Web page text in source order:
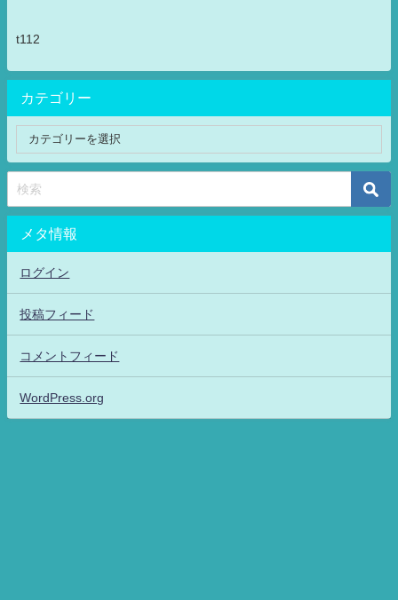
t112
カテゴリー
メタ情報
ログイン
投稿フィード
コメントフィード
WordPress.org